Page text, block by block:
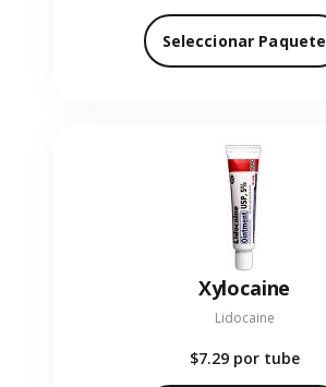
Seleccionar Paquete
Xylocaine
Lidocaine
$7.29 por tube